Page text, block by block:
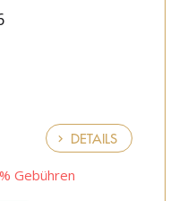
Gebühren
DETAILS